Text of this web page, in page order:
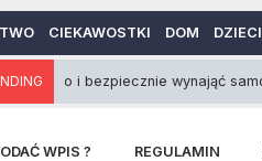
CIEKAWOSTKI DOM DZIECI
bezpiecznie wynająć samochód
WPIS ? REGULAMIN